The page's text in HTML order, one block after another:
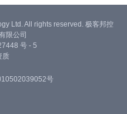
Ltd. All rights reserved. 极客邦控
限公司
号 - 5
质
号